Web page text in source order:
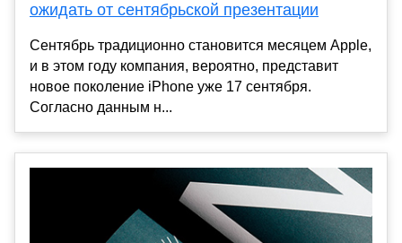
ожидать от сентябрьской презентации
Сентябрь традиционно становится месяцем Apple,
и в этом году компания, вероятно, представит
новое поколение iPhone уже 17 сентября.
Согласно данным н...